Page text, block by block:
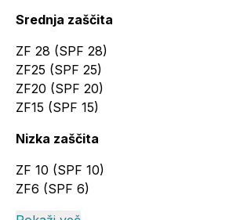
Srednja zaščita
ZF 28 (SPF 28)
ZF25 (SPF 25)
ZF20 (SPF 20)
ZF15 (SPF 15)
Nizka zaščita
ZF 10 (SPF 10)
ZF6 (SPF 6)